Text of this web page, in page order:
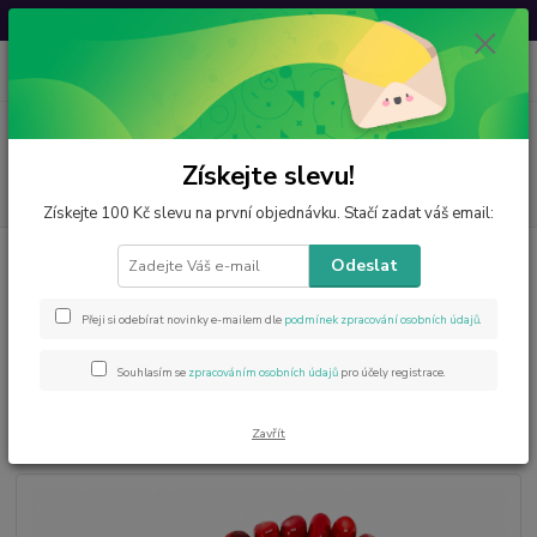
Svatovavřinecká sleva: 20 % s kódemVAVRINEC20
Menu
CZK 0
za
Šperky z minerálů
Korál – masivní
exkluzivní náhrdelník z pravého mořského korálu
Korál – masivní exkluzivní
náhrdelník z pravého mořského
Získejte slevu!
Získejte 100 Kč slevu na první objednávku. Stačí zadat váš email:
Odeslat
Přeji si odebírat novinky e-mailem dle podmínek zpracování osobních údajů.
Souhlasím se zpracováním osobních údajů pro účely registrace.
Zavřít